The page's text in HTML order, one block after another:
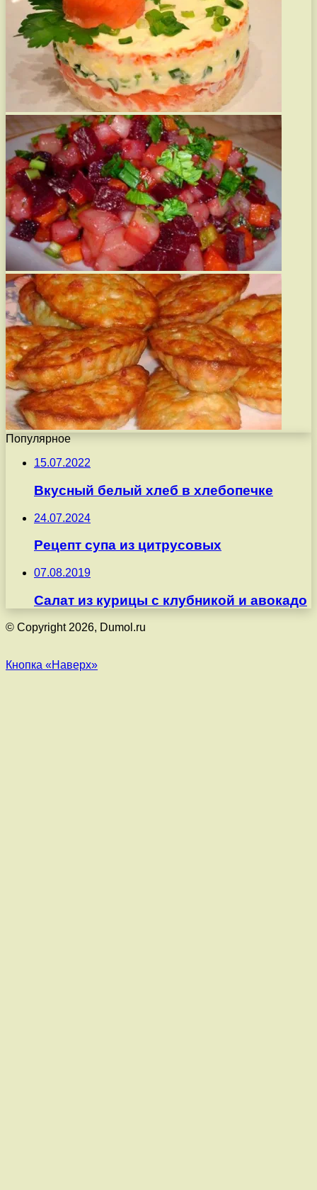
Популярное
15.07.2022
Вкусный белый хлеб в хлебопечке
24.07.2024
Рецепт супа из цитрусовых
07.08.2019
Салат из курицы с клубникой и авокадо
© Copyright 2026, Dumol.ru
Кнопка «Наверх»